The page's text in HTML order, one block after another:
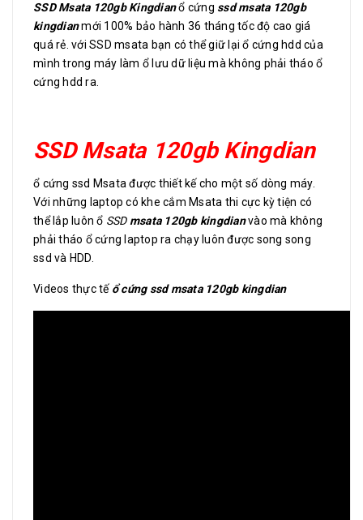
SSD Msata 120gb Kingdianổ cứng ssd msata 120gb
kingdianmới 100% bảo hành 36 tháng tốc độ cao giá
quá rẻ. với SSD msata bạn có thể giữ lại ổ cứng hdd của
mình trong máy làm ổ lưu dữ liệu mà không phải tháo ổ
cứng hdd ra.
SSD Msata 120gb Kingdian
ổ cứng ssd Msata được thiết kế cho một số dòng máy.
Với những laptop có khe cắm Msata thi cực kỳ tiện có
thể lắp luôn ổ SSD msata 120gb kingdian vào mà không
phải tháo ổ cứng laptop ra chạy luôn được song song
ssd và HDD.
Videos thực tế ổ cứng ssd msata 120gb kingdian